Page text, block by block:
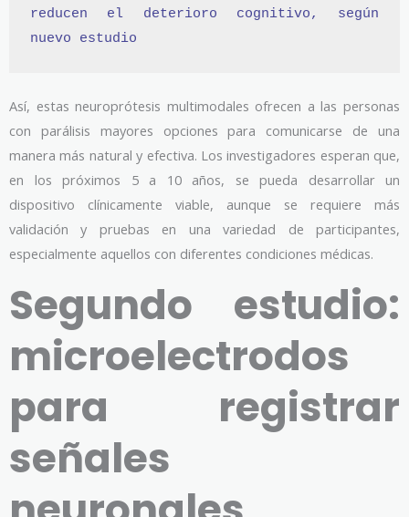
reducen el deterioro cognitivo, según
nuevo estudio
Así, estas neuroprótesis multimodales ofrecen a las personas
con parálisis mayores opciones para comunicarse de una
manera más natural y efectiva. Los investigadores esperan que,
en los próximos 5 a 10 años, se pueda desarrollar un
dispositivo clínicamente viable, aunque se requiere más
validación y pruebas en una variedad de participantes,
especialmente aquellos con diferentes condiciones médicas.
Segundo estudio:
microelectrodos
para registrar
señales